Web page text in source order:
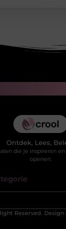
Ontdek, Lees,
die je inspireren
openen.
Reserved. Design